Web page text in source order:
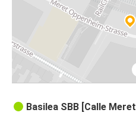
Basilea SBB [Calle